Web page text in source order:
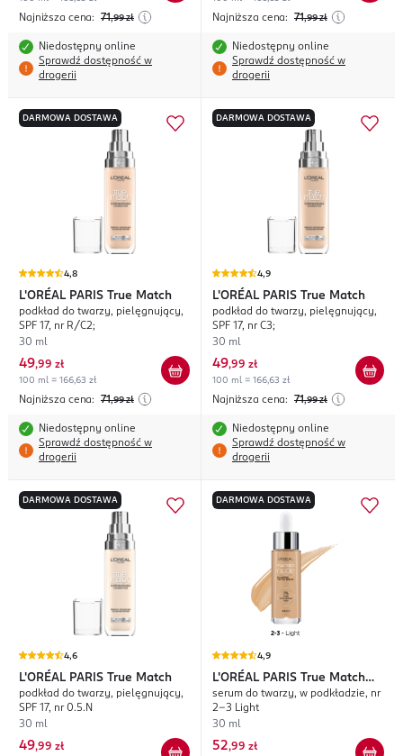
Najniższa cena: 71,99 zł
Niedostępny online
Sprawdź dostępność w
drogerii
Najniższa cena: 71,99 zł
Niedostępny online
Sprawdź dostępność w
drogerii
DARMOWA DOSTAWA
4,8
L'ORÉAL PARIS True Match
podkład do twarzy, pielęgnujący,
SPF 17, nr R/C2;
30 ml
49,99 zł
100 ml = 166,63 zł
Najniższa cena: 71,99 zł
Niedostępny online
Sprawdź dostępność w
drogerii
DARMOWA DOSTAWA
4,9
L'ORÉAL PARIS True Match
podkład do twarzy, pielęgnujący,
SPF 17, nr C3;
30 ml
49,99 zł
100 ml = 166,63 zł
Najniższa cena: 71,99 zł
Niedostępny online
Sprawdź dostępność w
drogerii
DARMOWA DOSTAWA
4,6
L'ORÉAL PARIS True Match
podkład do twarzy, pielęgnujący,
SPF 17, nr 0.5.N
30 ml
49,99 zł
DARMOWA DOSTAWA
4,9
L'ORÉAL PARIS True Match
Nude
serum do twarzy, w podkładzie, nr
2-3 Light
30 ml
52,99 zł